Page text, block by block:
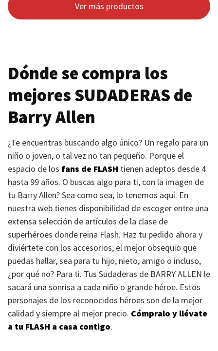
Ver más productos
Dónde se compra los
mejores SUDADERAS de
Barry Allen
¿Te encuentras buscando algo único? Un regalo para un
niño o joven, o tal vez no tan pequeño. Porque el
espacio de los fans de FLASH tienen adeptos desde 4
hasta 99 años. O buscas algo para ti, con la imagen de
tu Barry Allen? Sea como sea, lo tenemos aquí. En
nuestra web tienes disponibilidad de escoger entre una
extensa selección de artículos de la clase de
superhéroes donde reina Flash. Haz tu pedido ahora y
diviértete con los accesorios, el mejor obsequio que
puedas hallar, sea para tu hijo, nieto, amigo o incluso,
¿por qué no? Para ti. Tus Sudaderas de BARRY ALLEN le
sacará una sonrisa a cada niño o grande héroe. Estos
personajes de los reconocidos héroes son de la mejor
calidad y siempre al mejor precio. Cómpralo y llévate
a tu FLASH a casa contigo.